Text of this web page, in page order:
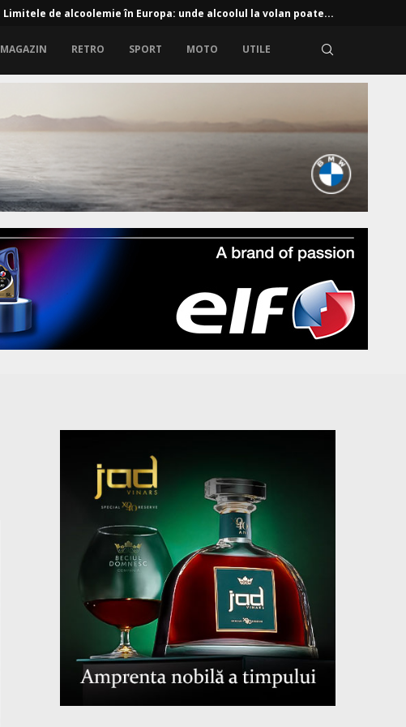
Limitele de alcoolemie în Europa: unde alcoolul la volan poate...
MAGAZIN RETRO SPORT MOTO UTILE